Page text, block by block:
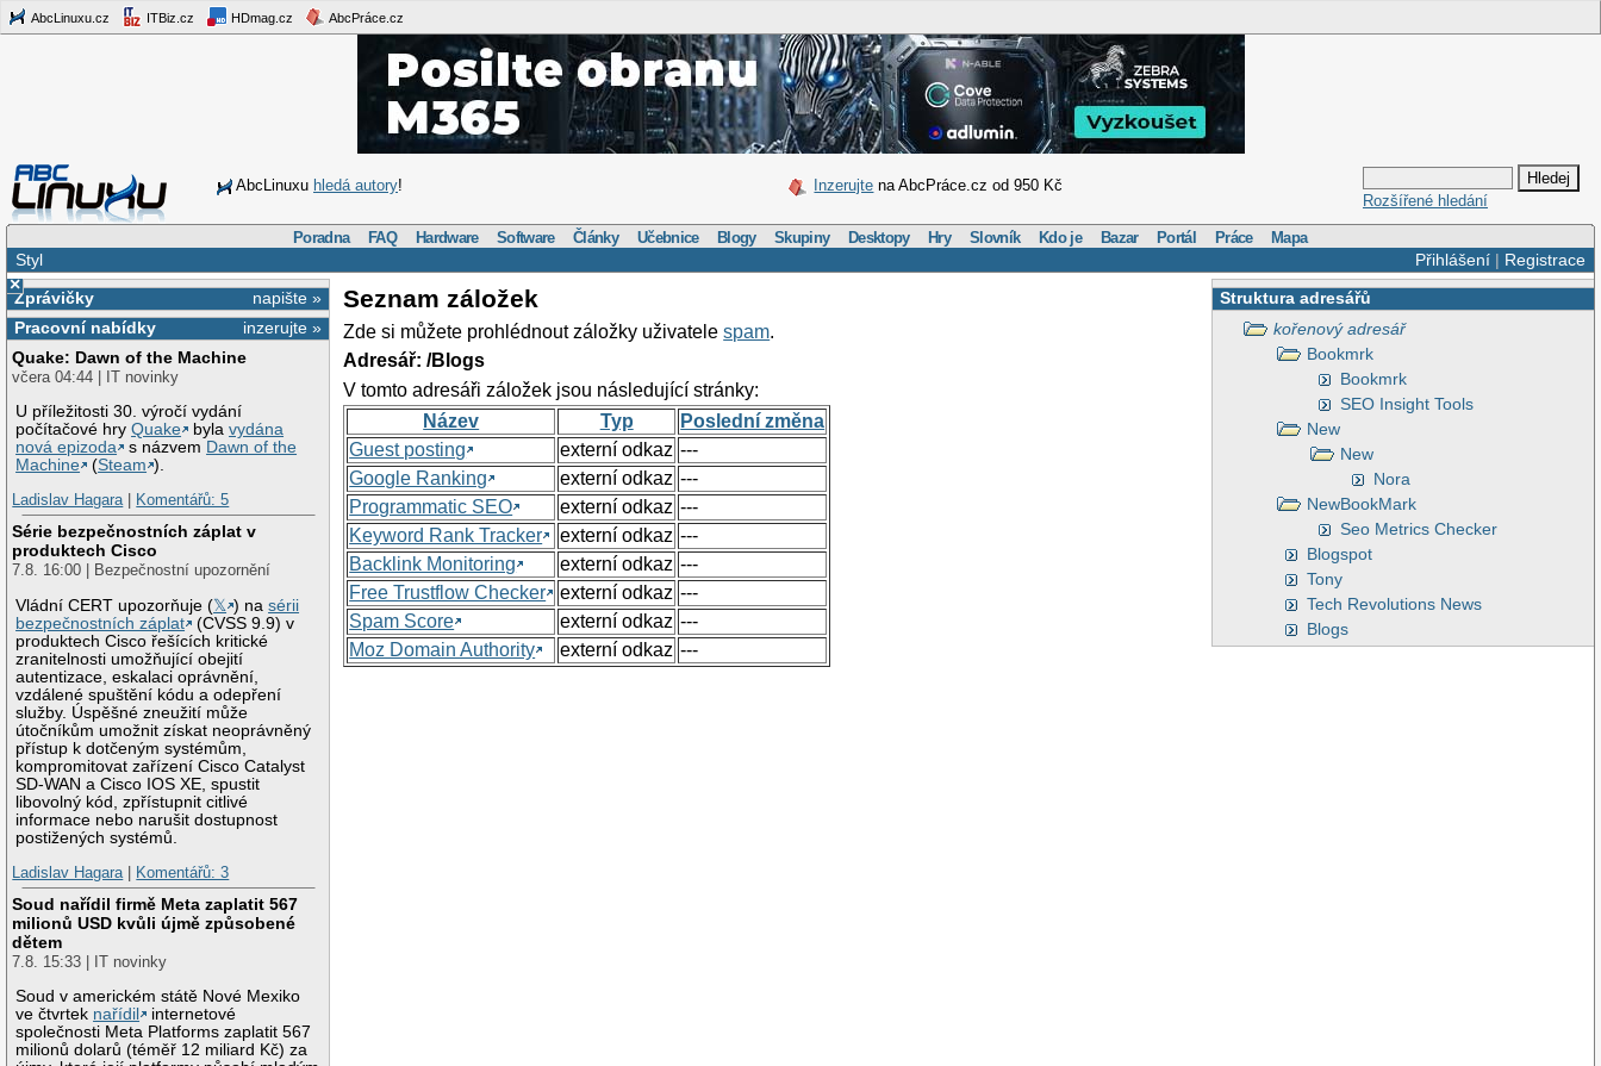
AbcLinuxu.cz ITBiz.cz HDmag.cz AbcPráce.cz
AbcLinuxu hledá autory! Inzerujte na AbcPráce.cz od 950 Kč
Rozšířené hledání
Poradna FAQ Hardware Software Články Učebnice Blogy Skupiny Desktopy Hry Slovník Kdo je Bazar Portál Práce Mapa
Přihlášení| Registrace
Styl
×
napište »
Zprávičky
inzerujte »
Pracovní nabídky
Quake: Dawn of the Machine
včera 04:44 | IT novinky
U příležitosti 30. výročí vydání
počítačové hryQuake bylavydána
nová epizoda
s názvem Dawn of the
Machine
(Steam ).
Ladislav Hagara| Komentářů: 5
Série bezpečnostních záplat v
produktech Cisco
7.8. 16:00 | Bezpečnostní upozornění
Vládní CERT upozorňuje (𝕏 ) nasérii
bezpečnostních záplat
(CVSS 9.9) v
produktech Cisco řešících kritické
zranitelnosti umožňující obejití
autentizace, eskalaci oprávnění,
vzdálené spuštění kódu a odepření
služby. Úspěšné zneužití může
útočníkům umožnit získat neoprávněný
přístup k dotčeným systémům,
kompromitovat zařízení Cisco Catalyst
SD-WAN a Cisco IOS XE, spustit
libovolný kód, zpřístupnit citlivé
informace nebo narušit dostupnost
postižených systémů.
Ladislav Hagara| Komentářů: 3
Soud nařídil firmě Meta zaplatit 567
milionů USD kvůli újmě způsobené
dětem
7.8. 15:33 | IT novinky
Soud v americkém státě Nové Mexiko
ve čtvrtek nařídil
internetové
společnosti Meta Platforms zaplatit 567
milionů dolarů (téměř 12 miliard Kč) za
Struktura adresářů
kořenový adresář
Bookmrk
Bookmrk
SEO Insight Tools
New
New
Nora
NewBookMark
Seo Metrics Checker
Blogspot
Tony
Tech Revolutions News
Blogs
Seznam záložek
Zde si můžete prohlédnout záložky uživatelespam.
Adresář: /Blogs
V tomto adresáři záložek jsou následující stránky:
Název
Typ
Poslední změna
Guest posting
externí odkaz ---
Google Ranking
externí odkaz ---
Programmatic SEO
externí odkaz ---
Keyword Rank Tracker
externí odkaz ---
Backlink Monitoring
externí odkaz ---
Free Trustflow Checker
externí odkaz ---
Spam Score
externí odkaz ---
Moz Domain Authority
externí odkaz ---